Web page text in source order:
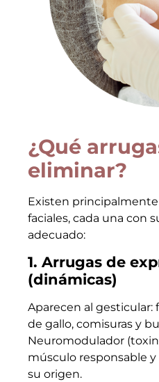
¿Qué
eliminar?
Existen
faciales, cada una con
adecuado:
1. Arrugas de
(dinámicas)
Aparecen al gesticular:
de gallo, comisuras y
Neuromodulador
músculo responsable
su origen.